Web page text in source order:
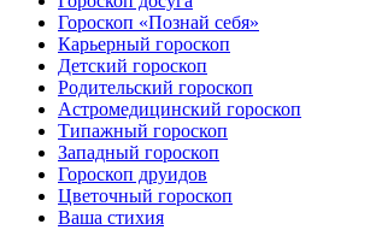
Гороскоп «Познай себя»
Карьерный гороскоп
Детский гороскоп
Родительский гороскоп
Астромедицинский гороскоп
Типажный гороскоп
Западный гороскоп
Гороскоп друидов
Цветочный гороскоп
Ваша стихия